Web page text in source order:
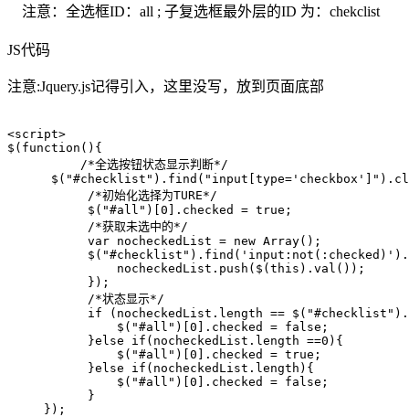
注意：全选框ID：all ; 子复选框最外层的ID 为：chekclist
JS代码
注意:Jquery.js记得引入，这里没写，放到页面底部
<script>
$(function(){
/*全选按钮状态显示判断*/
/*初始化选择为TURE*/
$("#all")[0].checked = true;
/*获取未选中的*/
var nocheckedList = new Array();
nocheckedList.push($(this).val());
});
/*状态显示*/
if (nocheckedList.length ==
$("#all")[0].checked = false;
}else if(nocheckedList.length ==0){
$("#all")[0].checked = true;
}else if(nocheckedList.length){
$("#all")[0].checked = false;
}
});